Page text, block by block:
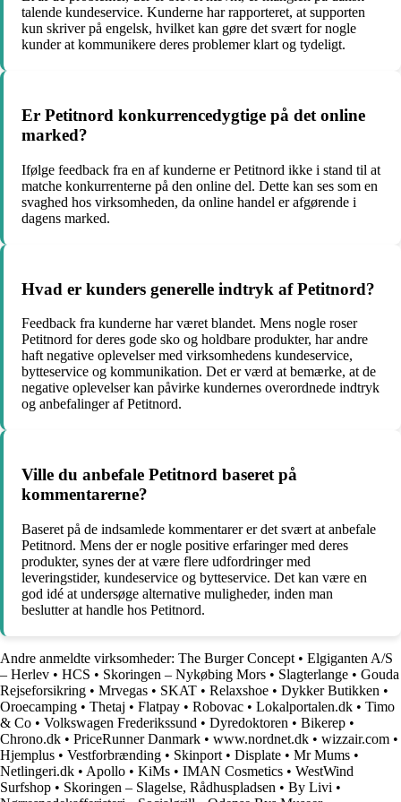
talende kundeservice. Kunderne har rapporteret, at supporten
kun skriver på engelsk, hvilket kan gøre det svært for nogle
kunder at kommunikere deres problemer klart og tydeligt.
Er Petitnord konkurrencedygtige på det online
marked?
Ifølge feedback fra en af kunderne er Petitnord ikke i stand til at
matche konkurrenterne på den online del. Dette kan ses som en
svaghed hos virksomheden, da online handel er afgørende i
dagens marked.
Hvad er kunders generelle indtryk af Petitnord?
Feedback fra kunderne har været blandet. Mens nogle roser
Petitnord for deres gode sko og holdbare produkter, har andre
haft negative oplevelser med virksomhedens kundeservice,
bytteservice og kommunikation. Det er værd at bemærke, at de
negative oplevelser kan påvirke kundernes overordnede indtryk
og anbefalinger af Petitnord.
Ville du anbefale Petitnord baseret på
kommentarerne?
Baseret på de indsamlede kommentarer er det svært at anbefale
Petitnord. Mens der er nogle positive erfaringer med deres
produkter, synes der at være flere udfordringer med
leveringstider, kundeservice og bytteservice. Det kan være en
god idé at undersøge alternative muligheder, inden man
beslutter at handle hos Petitnord.
Andre anmeldte virksomheder: The Burger Concept • Elgiganten A/S
– Herlev • HCS • Skoringen – Nykøbing Mors • Slagterlange • Gouda
Rejseforsikring • Mrvegas • SKAT • Relaxshoe • Dykker Butikken •
Oroecamping • Thetaj • Flatpay • Robovac • Lokalportalen.dk • Timo
& Co • Volkswagen Frederikssund • Dyredoktoren • Bikerep •
Chrono.dk • PriceRunner Danmark • www.nordnet.dk • wizzair.com •
Hjemplus • Vestforbrænding • Skinport • Displate • Mr Mums •
Netlingeri.dk • Apollo • KiMs • IMAN Cosmetics • WestWind
Surfshop • Skoringen – Slagelse, Rådhuspladsen • By Livi •